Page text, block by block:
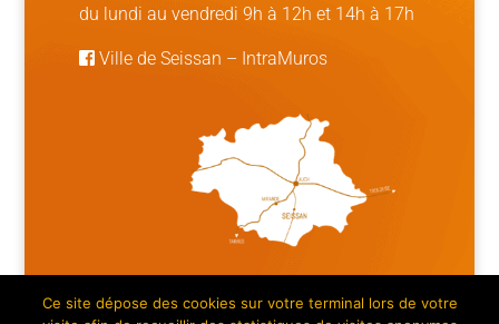
du lundi au vendredi 9h à 12h et 14h à 17h
Ville de Seissan – IntraMuros
Mentions légales | Crédits |Plan du site
Ce site dépose des cookies sur votre terminal lors de votre